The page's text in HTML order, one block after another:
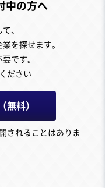
中の方へ
、
を探せます。
です。
ださい
無料）
されることはありま